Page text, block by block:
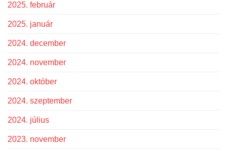
2025. február
2025. január
2024. december
2024. november
2024. október
2024. szeptember
2024. július
2023. november